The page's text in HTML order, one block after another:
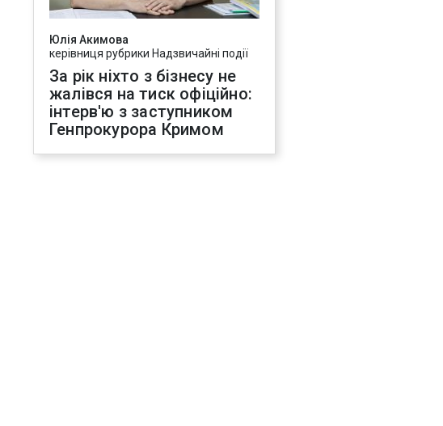
Юлія Акимова
керівниця рубрики Надзвичайні події
За рік ніхто з бізнесу не
жалівся на тиск офіційно:
інтерв'ю з заступником
Генпрокурора Кримом